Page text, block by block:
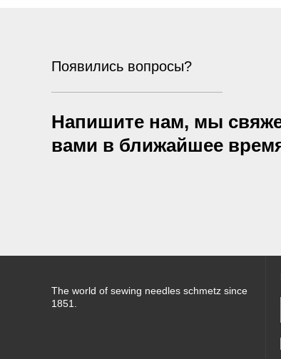
Появились вопросы?
Напишите нам, мы
вами в ближайшее
The world of sewing needles schmetz since
1851.